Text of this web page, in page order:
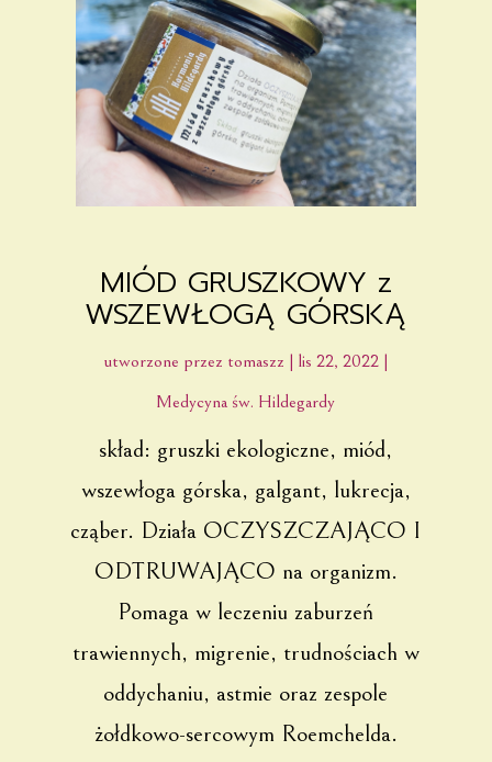
MIÓD GRUSZKOWY z
WSZEWŁOGĄ GÓRSKĄ
utworzone przez tomaszz | lis 22, 2022 |
Medycyna św. Hildegardy
skład: gruszki ekologiczne, miód,
wszewłoga górska, galgant, lukrecja,
cząber. Działa OCZYSZCZAJĄCO I
ODTRUWAJĄCO na organizm.
Pomaga w leczeniu zaburzeń
trawiennych, migrenie, trudnościach w
oddychaniu, astmie oraz zespole
żołdkowo-sercowym Roemchelda.